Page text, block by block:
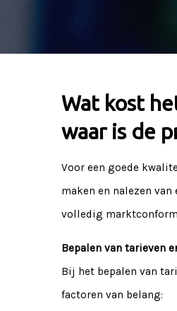
Wat kost
waar is de
Voor een goede
maken en nalezen
volledig
Bepalen van tarieven
Bij het bepalen van
factoren van belang: